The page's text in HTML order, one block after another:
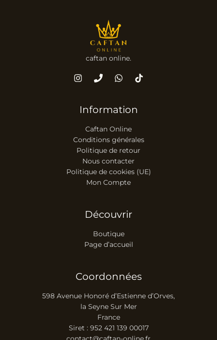
caftan online.
Information
Caftan Online
Conditions générales
Politique de retour
Nous contacter
Politique de cookies (UE)
Mon Compte
Découvrir
Boutique
Page d’accueil
Coordonnées
598 Avenue Honoré d’Estienne d’Orves,
la Seyne Sur Mer
France
Siret : 952 421 139 00017